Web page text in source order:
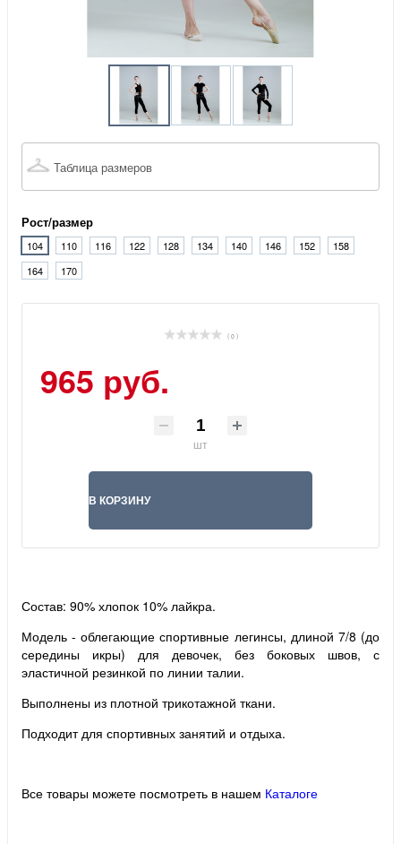
Таблица размеров
Рост/размер
104 110 116 122 128 134 140 146 152
158
164
170
( 0 )
965 руб.
шт
В КОРЗИНУ
Состав: 90% хлопок 10% лайкра.
Модель - облегающие спортивные легинсы, длиной 7/8 (до
середины икры) для девочек, без боковых швов, с
эластичной резинкой по линии талии.
Выполнены из плотной трикотажной ткани.
Подходит для спортивных занятий и отдыха.
Все товары можете посмотреть в нашем Каталоге